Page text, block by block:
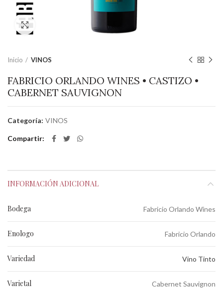
Inicio VINOS
FABRICIO ORLANDO WINES • CASTIZO •
CABERNET SAUVIGNON
Categoría: VINOS
Compartir
INFORMACIÓN ADICIONAL
Bodega Fabricio Orlando Wines
Enologo Fabricio Orlando
Variedad Vino Tinto
Varietal Cabernet Sauvignon